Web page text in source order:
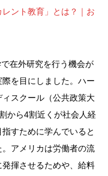
レント教育」とは？｜お
在外研究を行う機会が
を目にしました。ハー
スクール（公共政策大
から4割近くが社会人経
すために学んでいると
アメリカは労働者の流
揮させるためや、給料